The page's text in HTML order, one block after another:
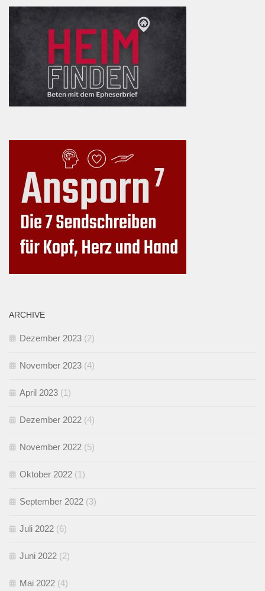
ARCHIVE
Dezember 2023 (2)
November 2023 (4)
April 2023 (1)
Dezember 2022 (4)
November 2022 (5)
Oktober 2022 (1)
September 2022 (3)
Juli 2022 (6)
Juni 2022 (2)
Mai 2022 (4)